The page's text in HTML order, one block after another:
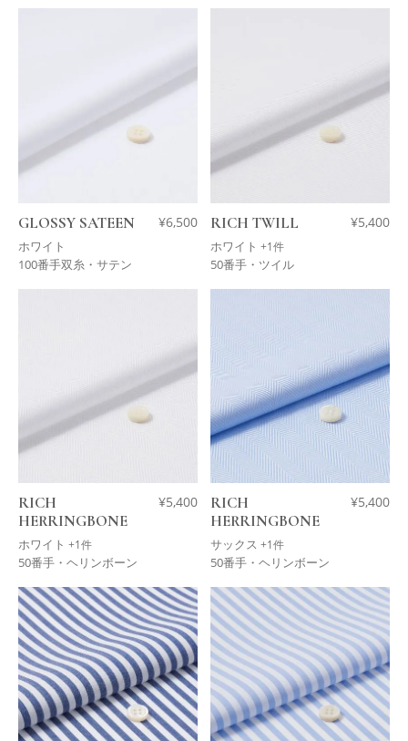
GLOSSY SATEEN
ホワイト
¥6,500
100番手双糸・サテン
RICH TWILL
ホワイト +1件
¥5,400
50番手・ツイル
RICH
HERRINGBONE
ホワイト +1件
¥5,400
50番手・ヘリンボーン
RICH
HERRINGBONE
サックス +1件
¥5,400
50番手・ヘリンボーン